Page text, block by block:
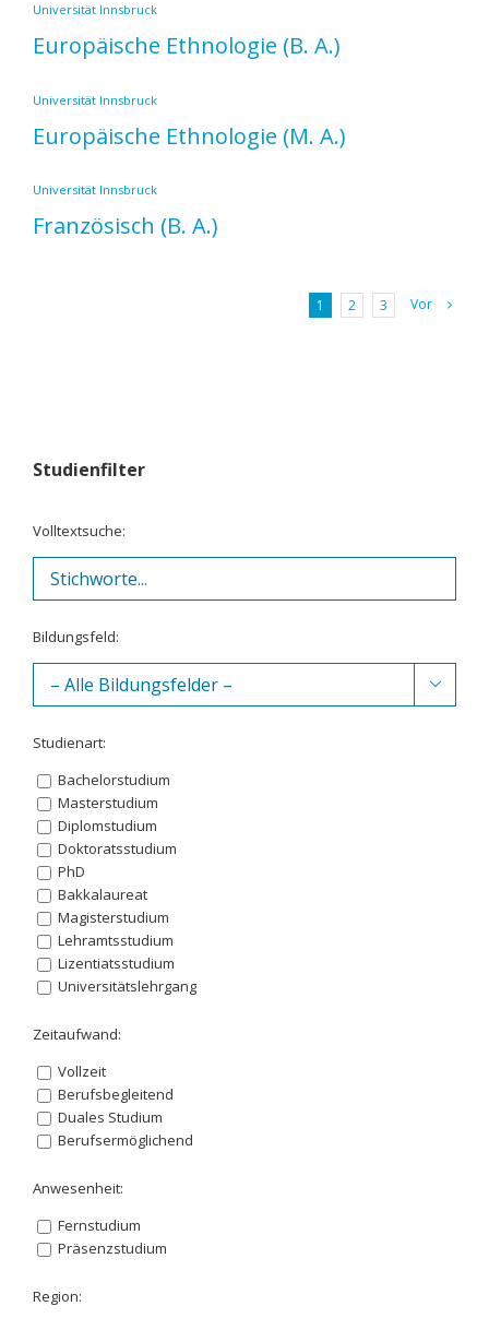
Universität Innsbruck
Europäische Ethnologie (B. A.)
Universität Innsbruck
Europäische Ethnologie (M. A.)
Universität Innsbruck
Französisch (B. A.)
1 2 3 Vor
Studienfilter
Volltextsuche:
Bildungsfeld:

Studienart:
Bachelorstudium
Masterstudium
Diplomstudium
Doktoratsstudium
PhD
Bakkalaureat
Magisterstudium
Lehramtsstudium
Lizentiatsstudium
Universitätslehrgang
Zeitaufwand:
Vollzeit
Berufsbegleitend
Duales Studium
Berufsermöglichend
Anwesenheit:
Fernstudium
Präsenzstudium
Region: